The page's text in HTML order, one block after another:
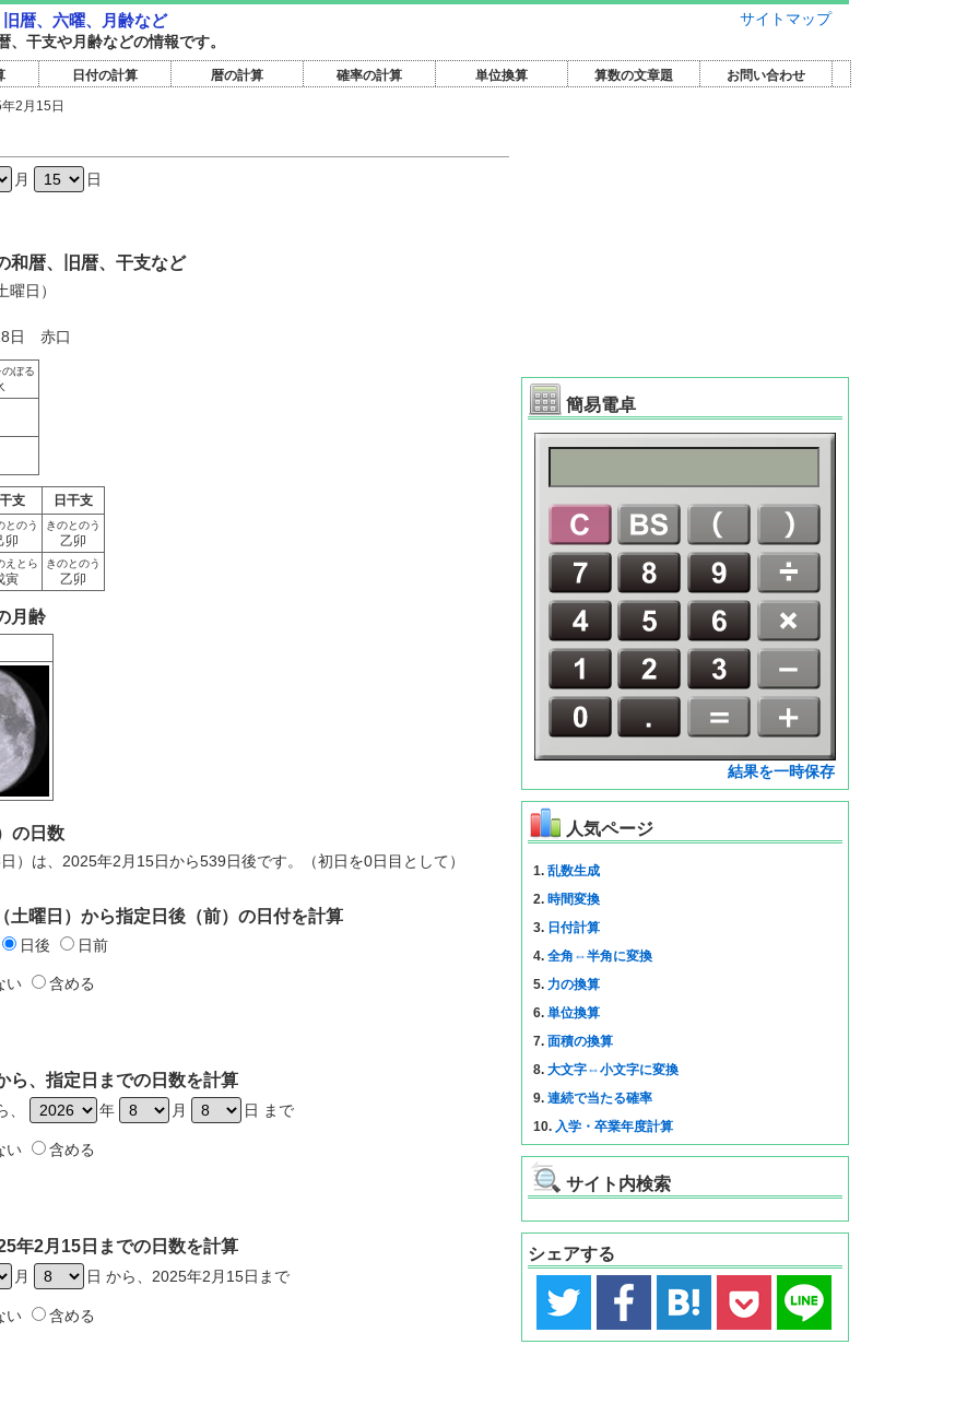
サイトマップ
暦、六曜、月齢など
干支や月齢などの情報です。
日付の計算 暦の計算 確率の計算 単位換算 算数の文章題 お問い合わせ
2月15日
月 日
和暦、旧暦、干支など
日）
日 赤口
のぼる
支 日干支
とのう
卯
きのとのう
乙卯
えとら
寅
きのとのう
乙卯
月齢
の日数
）は、2025年2月15日から539日後です。（初日を0日目として）
土曜日）から指定日後（前）の日付を計算
日後 日前
い 含める
ら、指定日までの日数を計算
、 年 月 日 まで
い 含める
年2月15日までの日数を計算
月 日 から、2025年2月15日まで
い 含める
簡易電卓
結果を一時保存
人気ページ
1. 乱数生成
2. 時間変換
3. 日付計算
4. 全角⇔半角に変換
5. 力の換算
6. 単位換算
7. 面積の換算
8. 大文字⇔小文字に変換
9. 連続で当たる確率
10. 入学・卒業年度計算
サイト内検索
シェアする